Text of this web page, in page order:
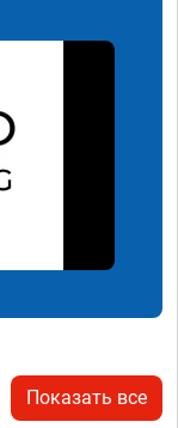
Показать все